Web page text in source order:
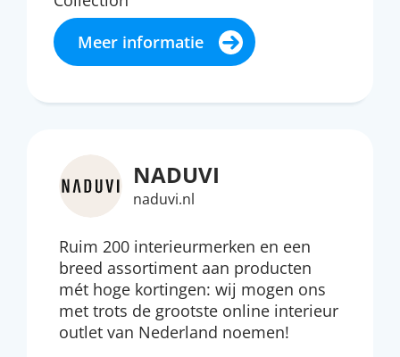
Meer informatie
NADUVI
naduvi.nl
Ruim 200 interieurmerken en een
breed assortiment aan producten
mét hoge kortingen: wij mogen ons
met trots de grootste online interieur
outlet van Nederland noemen!